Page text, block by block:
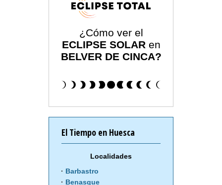
¿Cómo ver el
ECLIPSE SOLAR en
BELVER DE CINCA?
El Tiempo en Huesca
Localidades
Barbastro
Benasque